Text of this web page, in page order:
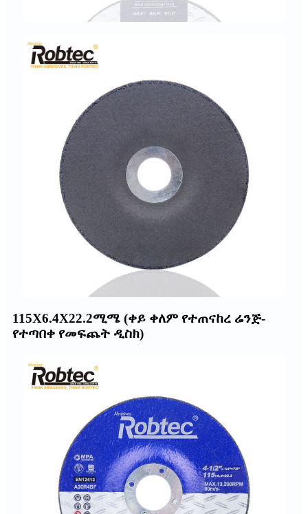
115X6.4X22.2ሚሜ (ቀይ ቀለም የተጠናከረ ሬንጅ-
የተጣበቀ የመፍጨት ዲስክ)